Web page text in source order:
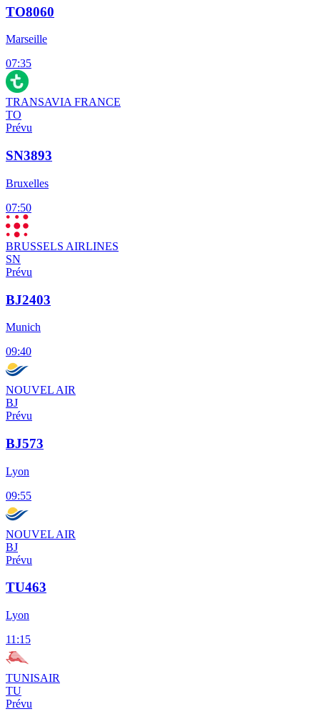
TO8060
Marseille
07:35
TRANSAVIA FRANCE
TO
Prévu
SN3893
Bruxelles
07:50
BRUSSELS AIRLINES
SN
Prévu
BJ2403
Munich
09:40
NOUVEL AIR
BJ
Prévu
BJ573
Lyon
09:55
NOUVEL AIR
BJ
Prévu
TU463
Lyon
11:15
TUNISAIR
TU
Prévu